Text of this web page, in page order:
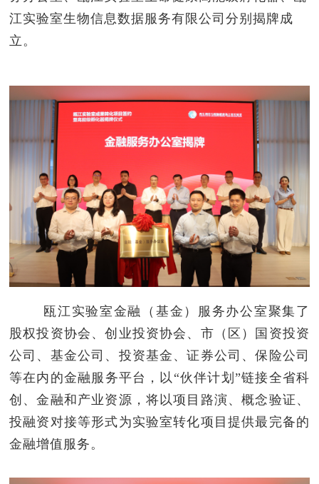
江实验室生物信息数据服务有限公司分别揭牌成
立。
瓯江实验室金融（基金）服务办公室聚集了
股权投资协会、创业投资协会、市（区）国资投资
公司、基金公司、投资基金、证券公司、保险公司
等在内的金融服务平台，以“伙伴计划”链接全省科
创、金融和产业资源，将以项目路演、概念验证、
投融资对接等形式为实验室转化项目提供最完备的
金融增值服务。